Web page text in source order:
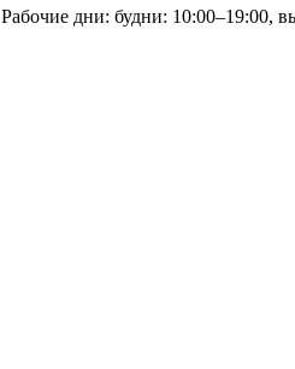
Рабочие дни: будни: 10:00–19:00,